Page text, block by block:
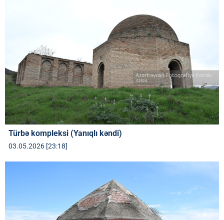
Türbə kompleksi (Yanıqlı kəndi)
03.05.2026 [23:18]